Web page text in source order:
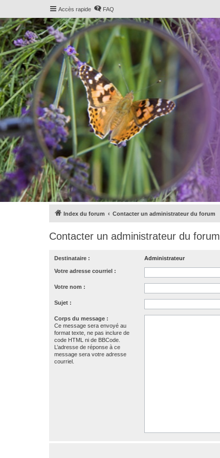
Accès rapide FAQ
Index du forum Contacter un administrateur du forum
Contacter un administrateur du forum
Destinataire : Administrateur
Votre adresse courriel :
Votre nom :
Sujet :
Corps du message :
Ce message sera envoyé au
format texte, ne pas inclure de
code HTML ni de BBCode.
L’adresse de réponse à ce
message sera votre adresse
courriel.